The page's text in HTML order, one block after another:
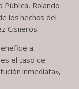
Pública, Rolando
los hechos del
Cisneros.
a
el caso de
inmediata»,